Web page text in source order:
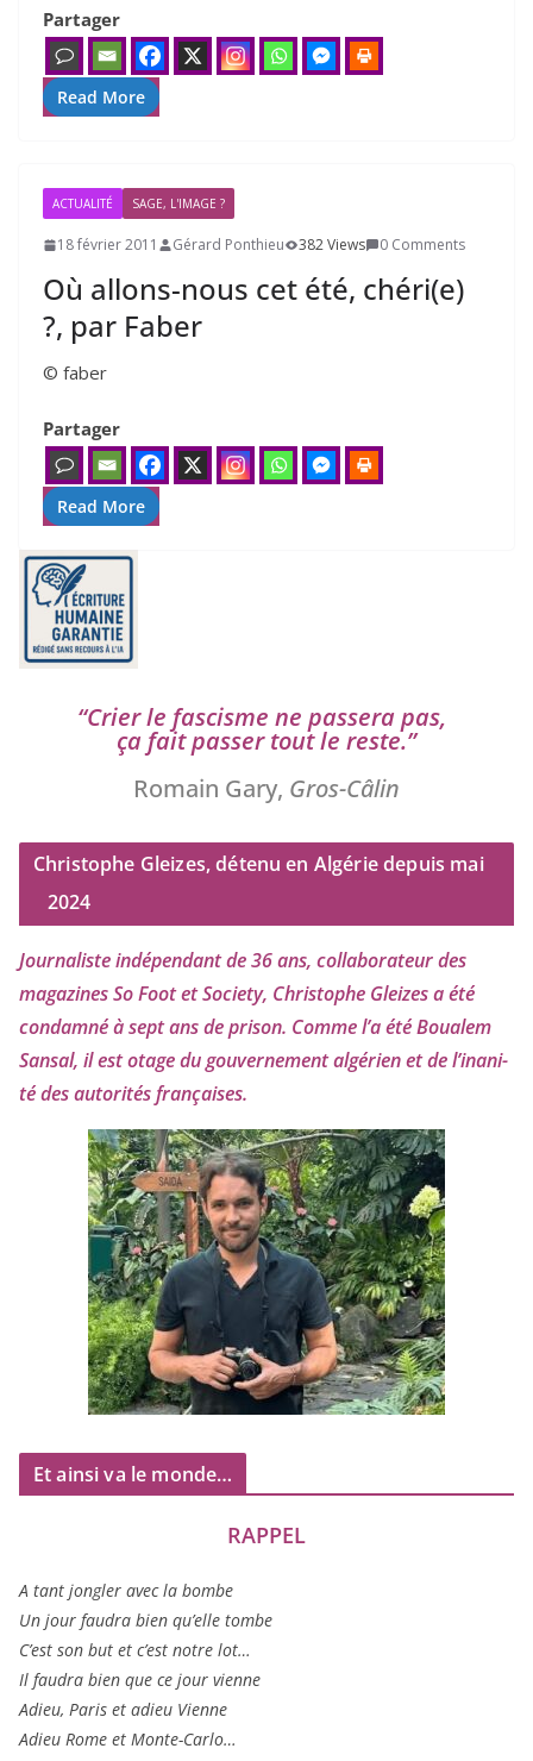
Partager
Read More
ACTUALITÉ SAGE, L'IMAGE ?
18 février 2011 Gérard Ponthieu 382 Views 0 Comments
Où allons-nous cet été, chéri(e)
?, par Faber
© faber
Partager
Read More
“Crier le fas­cisme ne pas­se­ra pas,
ça fait pas­ser tout le reste.”
Romain Gary, Gros-Câlin
Christophe Gleizes, détenu en Algérie depuis mai
2024
Journaliste indé­pen­dant de36ans, col­la­bo­ra­teur des
maga­zines So Foot et Society, Christophe Gleizesa été
condam­né à sept ans de pri­son. Comme l’a été Boualem
Sansal, il est otage du gou­ver­ne­ment algé­rien et de l’i­na­ni­
té des auto­ri­tés françaises.
Et ainsi va le monde…
RAPPEL
A tant jon­gler avec la bombe
Un jour fau­dra bien qu’elle tombe
C’est son but et c’est notre lot…
Il fau­dra bien que ce jour vienne
Adieu, Paris et adieu Vienne
Adieu Rome et Monte-Carlo…